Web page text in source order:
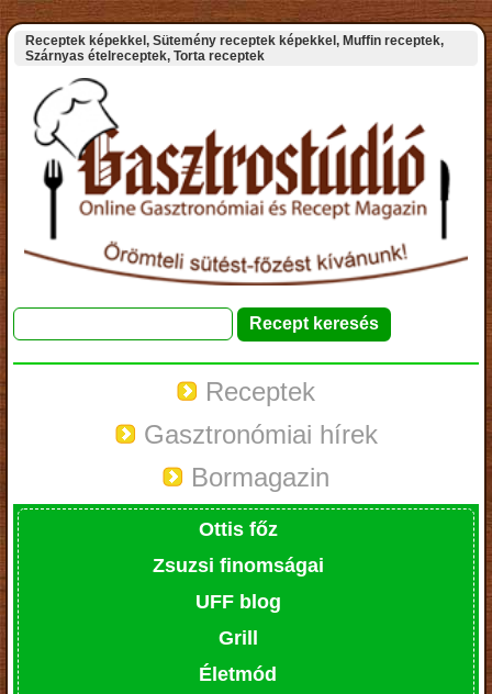
Receptek képekkel, Sütemény receptek képekkel, Muffin receptek,
Szárnyas ételreceptek, Torta receptek
Receptek
Gasztronómiai hírek
Bormagazin
Ottis főz
Zsuzsi finomságai
UFF blog
Grill
Életmód